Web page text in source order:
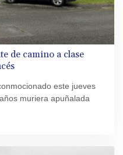
de camino a clase
este jueves
muriera apuñalada